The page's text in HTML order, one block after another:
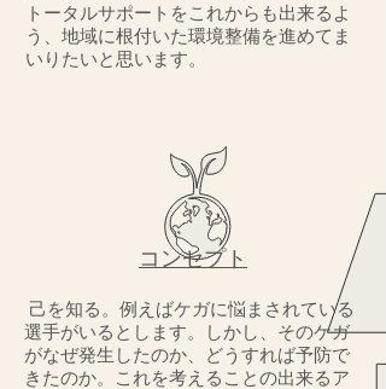
トータルサポートをこれからも出来るよ
う、地域に根付いた環境整備を進めてま
いりたいと思います。
コンセプト
己を知る。例えばケガに悩まされている
選手がいるとします。しかし、そのケガ
がなぜ発生したのか、どうすれば予防で
きたのか。これを考えることの出来るア